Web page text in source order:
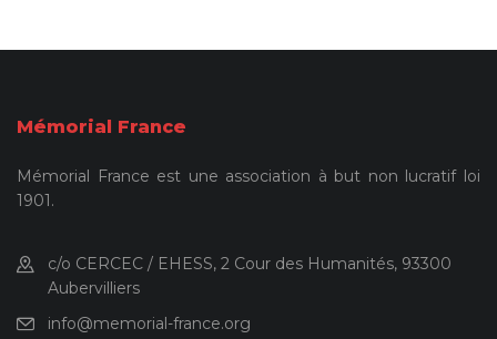
Mémorial France
Mémorial France est une association à but non lucratif loi
1901.
c/o CERCEC / EHESS, 2 Cour des Humanités, 93300
Aubervilliers
info@memorial-france.org